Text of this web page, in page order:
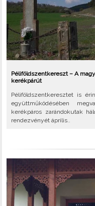
Péliföldszentkereszt – A
kerékpárút
Péliföldszentkeresztet is
együttműködésében
kerékpáros zarándokutak
rendezvényét április..